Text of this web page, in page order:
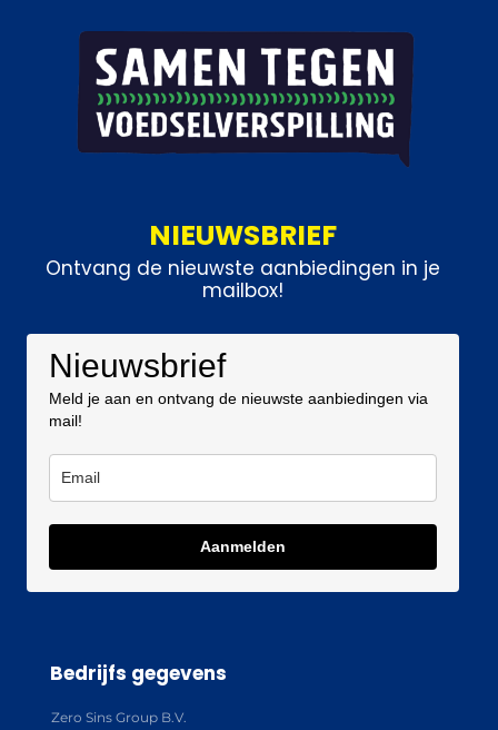
NIEUWSBRIEF
Ontvang de nieuwste aanbiedingen in je
mailbox!
Nieuwsbrief
Meld je aan en ontvang de nieuwste aanbiedingen via
mail!
Aanmelden
Bedrijfs gegevens
Zero Sins Group B.V.